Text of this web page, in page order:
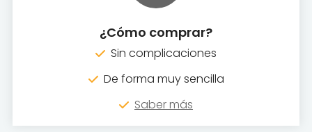
¿Cómo comprar?
Sin complicaciones
De forma muy sencilla
Saber más